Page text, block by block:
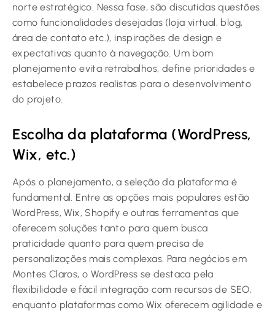
norte estratégico. Nessa fase, são discutidas questões
como funcionalidades desejadas (loja virtual, blog,
área de contato etc.), inspirações de design e
expectativas quanto à navegação. Um bom
planejamento evita retrabalhos, define prioridades e
estabelece prazos realistas para o desenvolvimento
do projeto.
Escolha da plataforma (WordPress,
Wix, etc.)
Após o planejamento, a seleção da plataforma é
fundamental. Entre as opções mais populares estão
WordPress, Wix, Shopify e outras ferramentas que
oferecem soluções tanto para quem busca
praticidade quanto para quem precisa de
personalizações mais complexas. Para negócios em
Montes Claros, o WordPress se destaca pela
flexibilidade e fácil integração com recursos de SEO,
enquanto plataformas como Wix oferecem agilidade e